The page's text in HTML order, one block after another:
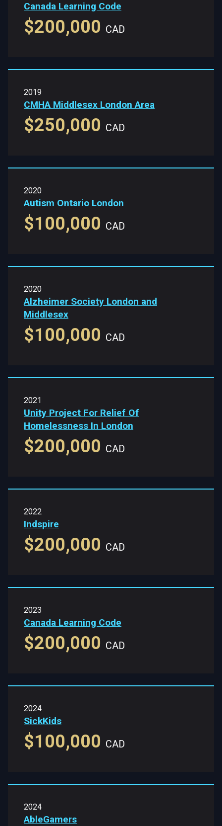
Canada Learning Code
$200,000 CAD
2019
CMHA Middlesex London Area
$250,000 CAD
2020
Autism Ontario London
$100,000 CAD
2020
Alzheimer Society London and
Middlesex
$100,000 CAD
2021
Unity Project For Relief Of
Homelessness In London
$200,000 CAD
2022
Indspire
$200,000 CAD
2023
Canada Learning Code
$200,000 CAD
2024
SickKids
$100,000 CAD
2024
AbleGamers